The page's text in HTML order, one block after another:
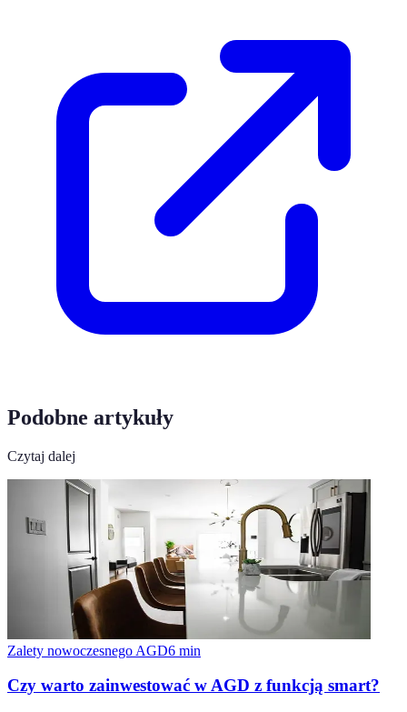
Podobne artykuły
Czytaj dalej
Zalety nowoczesnego AGD6 min
Czy warto zainwestować w AGD z funkcją smart?